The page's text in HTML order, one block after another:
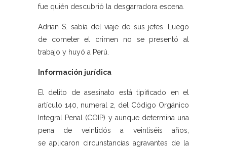
fue quién descubrió la desgarradora escena.
Adrian S. sabía del viaje de sus jefes. Luego
de cometer el crimen no se presentó al
trabajo y huyó a Perú.
Información jurídica
El delito de asesinato está tipificado en el
artículo 140, numeral 2, del Código Orgánico
Integral Penal (COIP) y aunque determina una
pena de veintidós a veintiséis años,
se aplicaron circunstancias agravantes de la